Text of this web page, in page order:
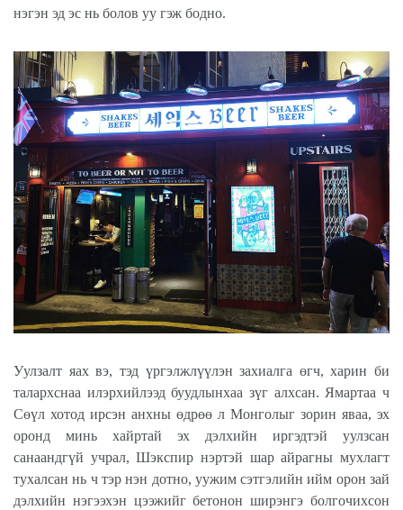
нэгэн эд эс нь болов уу гэж бодно.
Уулзалт яах вэ, тэд үргэлжлүүлэн захиалга өгч, харин би
талархснаа илэрхийлээд буудлынхаа зүг алхсан. Ямартаа ч
Сөүл хотод ирсэн анхны өдрөө л Монголыг зорин яваа, эх
оронд минь хайртай эх дэлхийн иргэдтэй уулзсан
санаандгүй учрал, Шэкспир нэртэй шар айрагны мухлагт
тухалсан нь ч тэр нэн дотно, уужим сэтгэлийн ийм орон зай
дэлхийн нэгээхэн цээжийг бетонон ширэнгэ болгочихсон